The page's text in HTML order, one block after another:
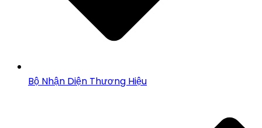
Bộ Nhận Diện Thương Hiệu